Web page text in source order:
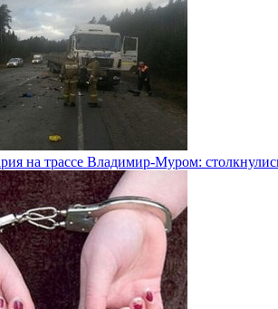
на трассе Владимир-Муром: